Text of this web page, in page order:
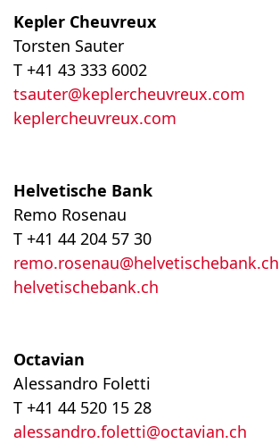
Kepler Cheuvreux
Torsten Sauter
T +41 43 333 6002
tsauter@keplercheuvreux.com
keplercheuvreux.com
Helvetische Bank
Remo Rosenau
T +41 44 204 57 30
remo.rosenau@helvetischebank.ch
helvetischebank.ch
Octavian
Alessandro Foletti
T +41 44 520 15 28
alessandro.foletti@octavian.ch